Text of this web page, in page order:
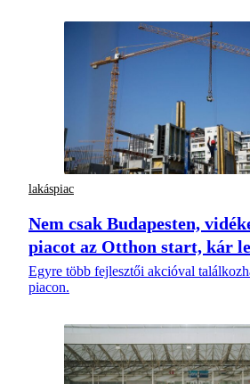
lakáspiac
Nem csak Budapesten,
piacot az Otthon start, kár
Egyre több fejlesztői akcióval
piacon.